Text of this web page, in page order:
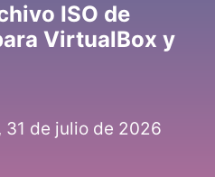
ISO de
VirtualBox y
de julio de 2026